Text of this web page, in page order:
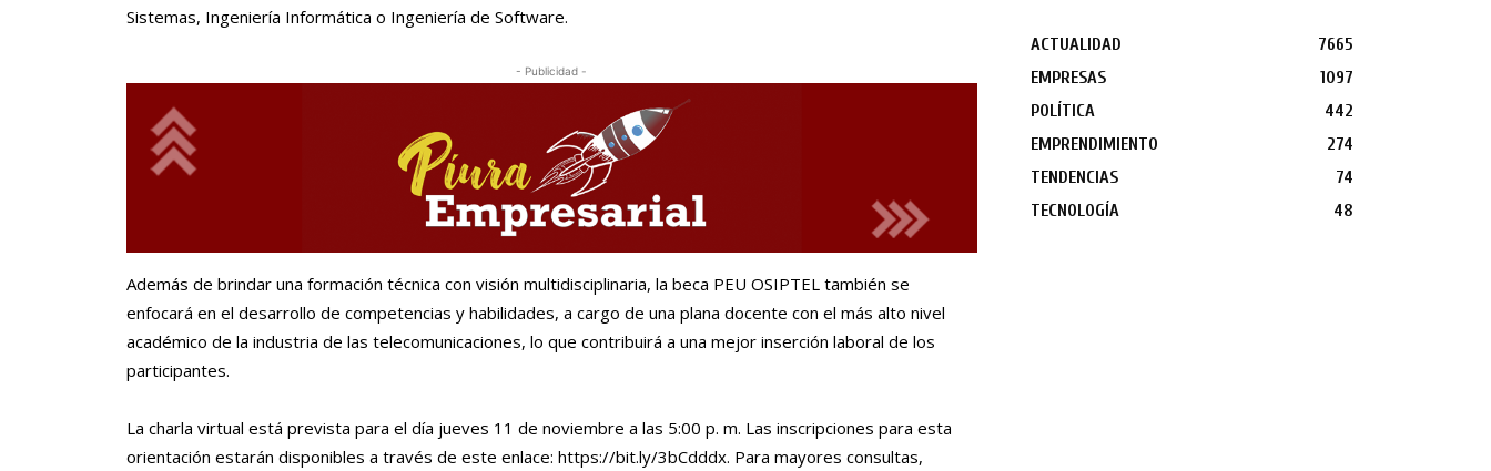
Sistemas, Ingeniería Informática o Ingeniería de Software.
- Publicidad -
Además de brindar una formación técnica con visión multidisciplinaria, la beca PEU OSIPTEL también se
enfocará en el desarrollo de competencias y habilidades, a cargo de una plana docente con el más alto nivel
académico de la industria de las telecomunicaciones, lo que contribuirá a una mejor inserción laboral de los
participantes.
La charla virtual está prevista para el día jueves 11 de noviembre a las 5:00 p. m. Las inscripciones para esta
orientación estarán disponibles a través de este enlace: https://bit.ly/3bCdddx. Para mayores consultas,
ACTUALIDAD
7665
EMPRESAS
1097
POLÍTICA
442
EMPRENDIMIENTO
274
TENDENCIAS
74
TECNOLOGÍA
48